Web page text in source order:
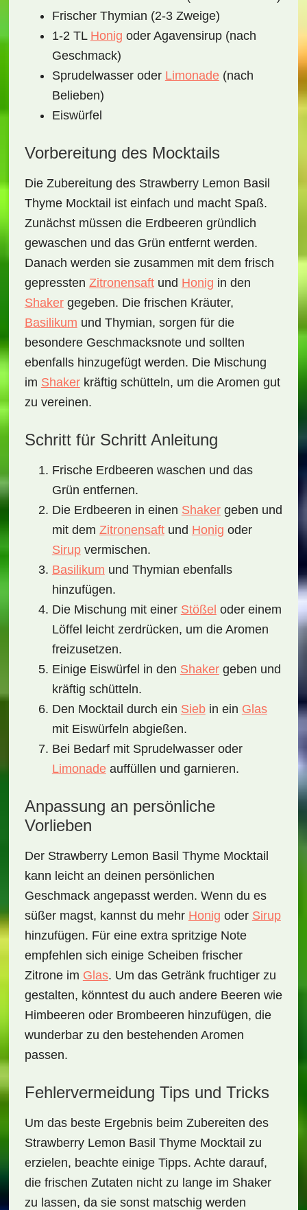
Frischer Thymian (2-3 Zweige)
1-2 TL Honig oder Agavensirup (nach
Geschmack)
Sprudelwasser oder Limonade(nach
Belieben)
Eiswürfel
Vorbereitung des Mocktails
Die Zubereitung des Strawberry Lemon Basil
Thyme Mocktail ist einfach und macht Spaß.
Zunächst müssen die Erdbeeren gründlich
gewaschen und das Grün entfernt werden.
Danach werden sie zusammen mit dem frisch
gepressten Zitronensaftund Honig in den
Shakergegeben. Die frischen Kräuter,
Basilikum und Thymian, sorgen für die
besondere Geschmacksnote und sollten
ebenfalls hinzugefügt werden. Die Mischung
im Shakerkräftig schütteln, um die Aromen gut
zu vereinen.
Schritt für Schritt Anleitung
Frische Erdbeeren waschen und das
Grün entfernen.
Die Erdbeeren in einen Shakergeben und
mit dem Zitronensaftund Honig oder
Sirupvermischen.
Basilikum und Thymian ebenfalls
hinzufügen.
Die Mischung mit einer Stößel oder einem
Löffel leicht zerdrücken, um die Aromen
freizusetzen.
Einige Eiswürfel in den Shakergeben und
kräftig schütteln.
Den Mocktail durch ein Siebin ein Glas
mit Eiswürfeln abgießen.
Bei Bedarf mit Sprudelwasser oder
Limonadeauffüllen und garnieren.
Anpassung an persönliche
Vorlieben
Der Strawberry Lemon Basil Thyme Mocktail
kann leicht an deinen persönlichen
Geschmack angepasst werden. Wenn du es
süßer magst, kannst du mehr Honig oder Sirup
hinzufügen. Für eine extra spritzige Note
empfehlen sich einige Scheiben frischer
Zitrone im Glas. Um das Getränk fruchtiger zu
gestalten, könntest du auch andere Beeren wie
Himbeeren oder Brombeeren hinzufügen, die
wunderbar zu den bestehenden Aromen
passen.
Fehlervermeidung Tips und Tricks
Um das beste Ergebnis beim Zubereiten des
Strawberry Lemon Basil Thyme Mocktail zu
erzielen, beachte einige Tipps. Achte darauf,
die frischen Zutaten nicht zu lange im Shaker
zu lassen, da sie sonst matschig werden